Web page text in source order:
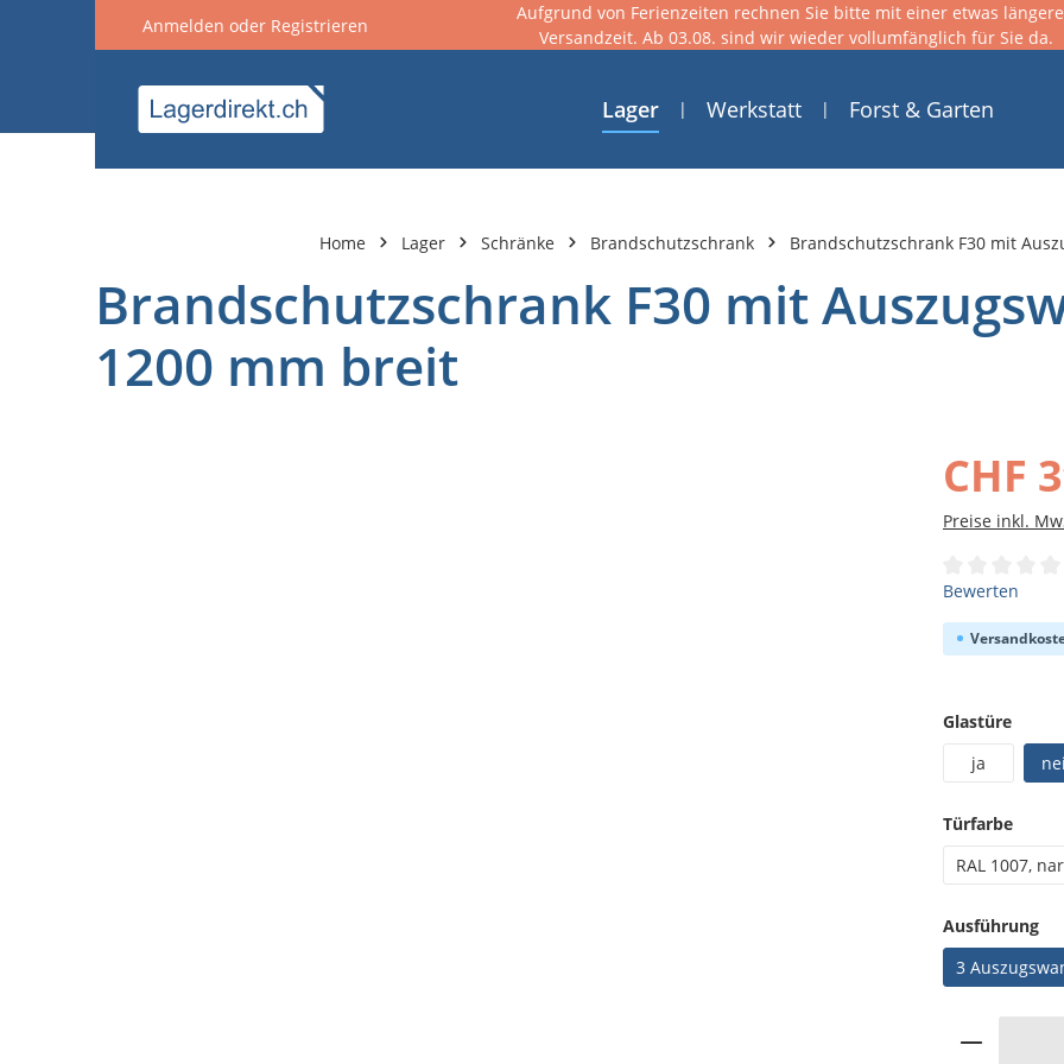
Zur Hauptnavigation springen
Anmelden oder Registrieren
Aufgrund von Ferienzeiten rechnen Sie bitte mit einer etwas
Versandzeit. Ab 03.08. sind wir wieder vollumfänglich für Sie da.
Lager Werkstatt Forst & Garten
Home Lager Schränke Brandschutzschrank Brandschutzschrank F30 mit
Brandschutzschrank F30 mit
1200 mm breit
CHF
Preise inkl.
Bewerten
Glastüre
ja
Türfarbe
RAL 1007,
Ausführung
3